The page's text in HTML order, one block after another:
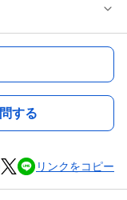
する
リンクをコピー